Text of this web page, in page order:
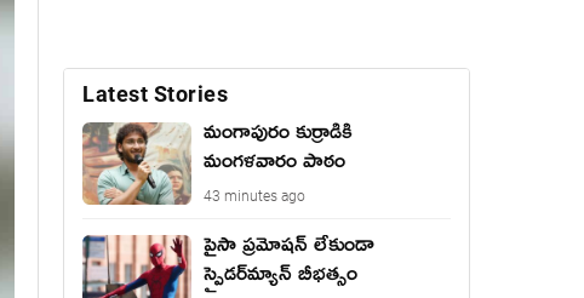
Latest Stories
మంగాపురం కుర్రాడికి
మంగళవారం పాఠం
43 minutes ago
పైసా ప్రమోషన్ లేకుండా
స్పైడర్‌మ్యాన్ బీభత్సం